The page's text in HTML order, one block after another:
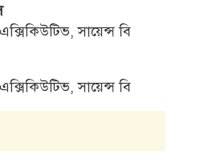
সায়েন্স বি
সায়েন্স বি